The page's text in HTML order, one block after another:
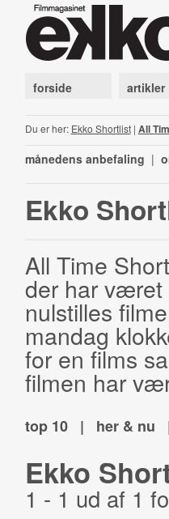
forside artikler
Du er her: Ekko Shortlist| All
månedens anbefaling |
Ekko
All Time
der har været
nulstilles
mandag
for en films
filmen har
top 10 | her & nu
Ekko
1 - 1 ud af 1